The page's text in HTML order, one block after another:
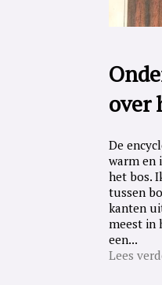
over
De
warm en
het bos.
tussen
kanten
meest in
een...
Lees